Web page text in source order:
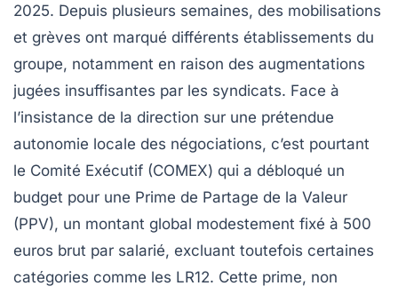
2025. Depuis plusieurs semaines, des mobilisations
et grèves ont marqué différents établissements du
groupe, notamment en raison des augmentations
jugées insuffisantes par les syndicats. Face à
l’insistance de la direction sur une prétendue
autonomie locale des négociations, c’est pourtant
le Comité Exécutif (COMEX) qui a débloqué un
budget pour une Prime de Partage de la Valeur
(PPV), un montant global modestement fixé à 500
euros brut par salarié, excluant toutefois certaines
catégories comme les LR12. Cette prime, non